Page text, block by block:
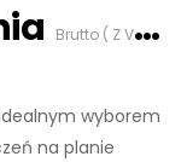
Brutto ( Z VAT 23%)
wyborem
na planie